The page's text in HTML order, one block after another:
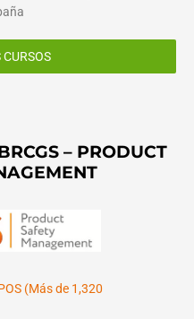
– PRODUCT
(Más de 1,320